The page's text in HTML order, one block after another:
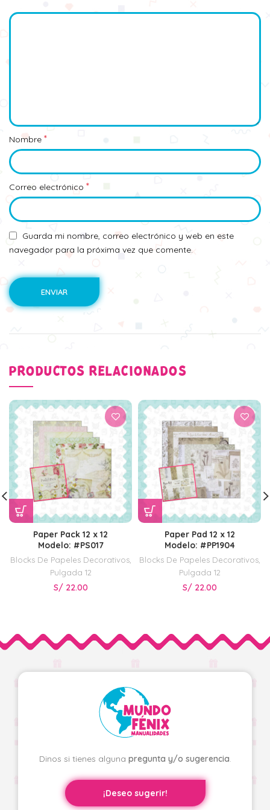
Nombre *
Correo electrónico *
Guarda mi nombre, correo electrónico y web en este
navegador para la próxima vez que comente.
PRODUCTOS RELACIONADOS
Paper Pack 12 x 12
Modelo: #PS017
Blocks De Papeles Decorativos,
Pulgada 12
S/ 22.00
Paper Pad 12 x 12
Modelo: #PP1904
Blocks De Papeles Decorativos,
Pulgada 12
S/ 22.00
Dinos si tienes alguna pregunta y/o sugerencia.
¡Deseo sugerir!